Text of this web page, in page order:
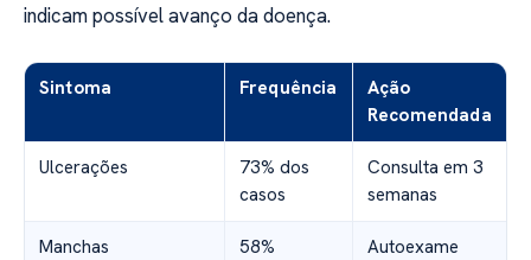
indicam possível avanço da doença.
Sintoma Frequência
Ação
Recomendada
Ulcerações
73% dos
casos
Consulta em 3
semanas
Manchas
58%
Autoexame